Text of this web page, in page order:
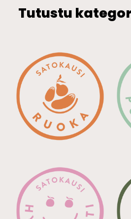
Tutustu